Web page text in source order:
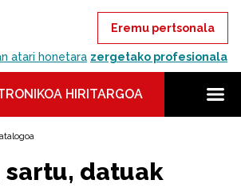
HIRITARGOA
atari honetara zergetako profesionala
Eremu pertsonala
sartu, datuak